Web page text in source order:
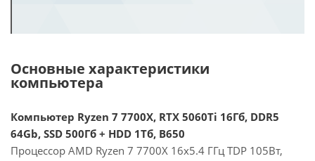
Основные характеристики
компьютера
Компьютер Ryzen 7 7700X, RTX 5060Ti 16Гб, DDR5
64Gb, SSD 500Гб + HDD 1Тб, B650
Процессор AMD Ryzen 7 7700X 16x5.4 ГГц TDP 105Вт,